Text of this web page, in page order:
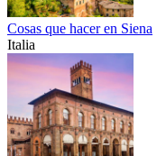
Cosas que hacer en Siena
Italia